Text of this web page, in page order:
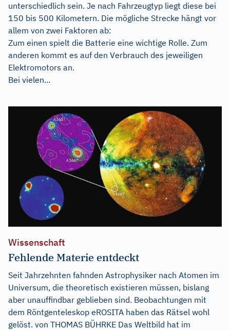
unterschiedlich sein. Je nach Fahrzeugtyp liegt diese bei
150 bis 500 Kilometern. Die mögliche Strecke hängt vor
allem von zwei Faktoren ab:
Zum einen spielt die Batterie eine wichtige Rolle. Zum
anderen kommt es auf den Verbrauch des jeweiligen
Elektromotors an.
Bei vielen...
Wissenschaft
Fehlende Materie entdeckt
Seit Jahrzehnten fahnden Astrophysiker nach Atomen im
Universum, die theoretisch existieren müssen, bislang
aber unauffindbar geblieben sind. Beobachtungen mit
dem Röntgenteleskop eROSITA haben das Rätsel wohl
gelöst. von THOMAS BÜHRKE Das Weltbild hat im